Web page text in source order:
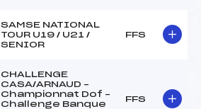
SAMSE NATIONAL
TOUR U19 / U21 /
SENIOR
FFS
CHALLENGE
CASA/ARNAUD –
Championnat Dof –
Challenge Banque
FFS